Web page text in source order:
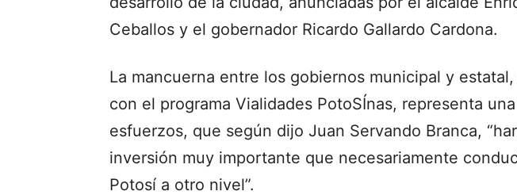
Ceballos y el gobernador Ricardo Gallardo Cardona.
La mancuerna entre los gobiernos municipal y
con el programa Vialidades PotoSÍnas, representa
esfuerzos, que según dijo Juan Servando Branca,
inversión muy importante que necesariamente
Potosí a otro nivel”.